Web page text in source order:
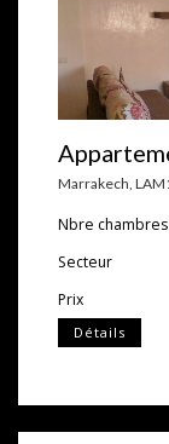
Marrakech
Nbre chambres
Secteur
Prix
Détails